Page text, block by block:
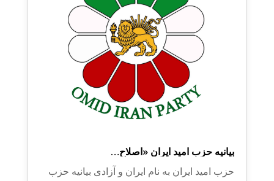
بیانیه حزب امید ایران ​«اصلاح‌…
حزب امید ایران به نام ایران و آزادی بیانیه حزب